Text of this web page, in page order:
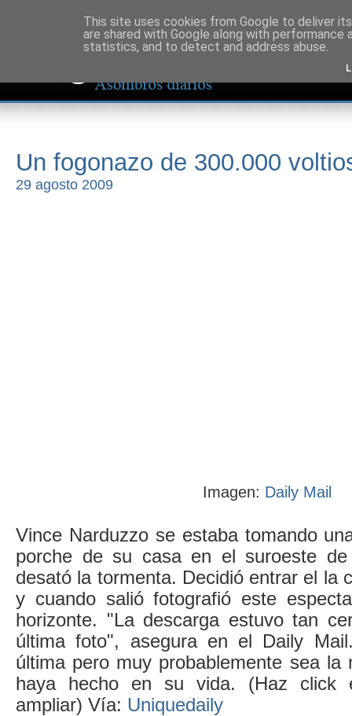
Un fogonazo de 300.000
29 agosto 2009
Imagen: Daily Mail
Vince Narduzzo se estaba tomando
porche de su casa en el suroeste
desató la tormenta. Decidió entrar el la
y cuando salió fotografió este
horizonte. "La descarga estuvo tan
última foto", asegura en el Daily
última pero muy probablemente sea la
haya hecho en su vida. (Haz click
ampliar) Vía: Uniquedaily
This site uses cookies from Google to deliver
are shared with Google along with
statistics, and to detect and address abuse.